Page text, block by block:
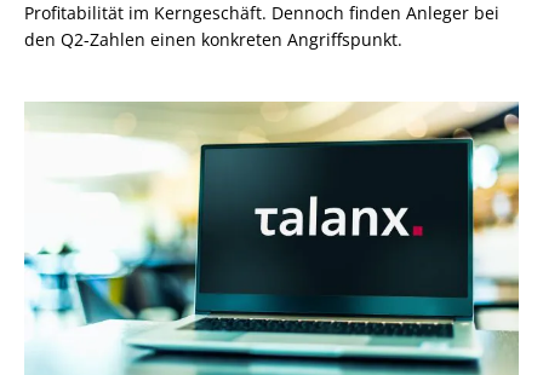
Profitabilität im Kerngeschäft. Dennoch finden Anleger bei
den Q2-Zahlen einen konkreten Angriffspunkt.